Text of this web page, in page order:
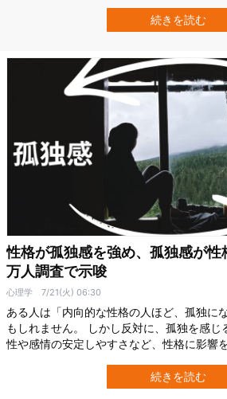
学（University of Bern）を中心とする研究
を測ったところ、感受性が強い人ほど弱い
続きを読む
性格が孤独感を強め、孤独感が
万人調査で示唆
心理学 7/21(火) 06:30
ある人は「内向的な性格の人ほど、孤独に
もしれません。 しかし反対に、孤独を感じ
性や感情の安定しやすさなど、性格に影響
を対象に分析したところ、性格と孤独感は
いの変化を予測していました。 研究成果は
続きを読む